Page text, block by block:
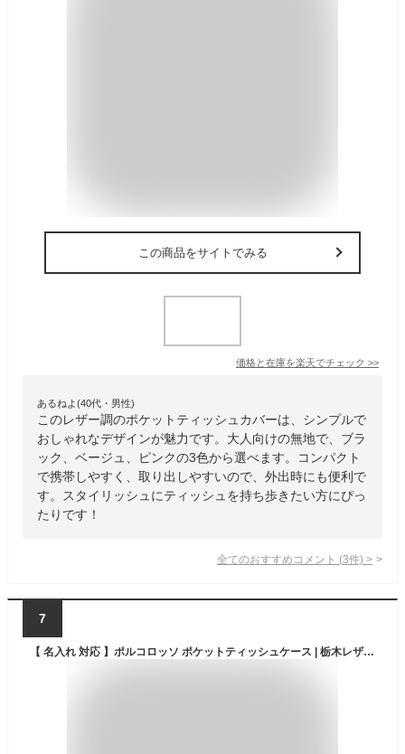
この商品をサイトでみる
価格と在庫を楽天でチェック >>
あるねよ(40代・男性)
このレザー調のポケットティッシュカバーは、シンプルで
おしゃれなデザインが魅力です。大人向けの無地で、ブラ
ック、ベージュ、ピンクの3色から選べます。コンパクト
で携帯しやすく、取り出しやすいので、外出時にも便利で
す。スタイリッシュにティッシュを持ち歩きたい方にぴっ
たりです！
全てのおすすめコメント (3件) >
7
【 名入れ 対応 】ポルコロッソ ポケットティッシュケース | 栃木レザー 赤 本革 日本製 メンズ レディース 男性 女性 赤 プレゼント 還暦祝い 革婚式 ブランド 革 レザー [sokunou]